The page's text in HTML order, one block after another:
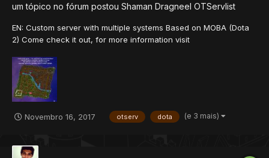
um tópico no fórum postou Shaman Dragneel OTServlist
EN: Custom server with multiple systems Based on MOBA (Dota
2) Come check it out, for more information visit
Baseado em MOBA (Dota 2) Venha conferir, para mais
informações visite champsbattle.com
Novembro 16, 2017 otserv dota (e 3 mais)